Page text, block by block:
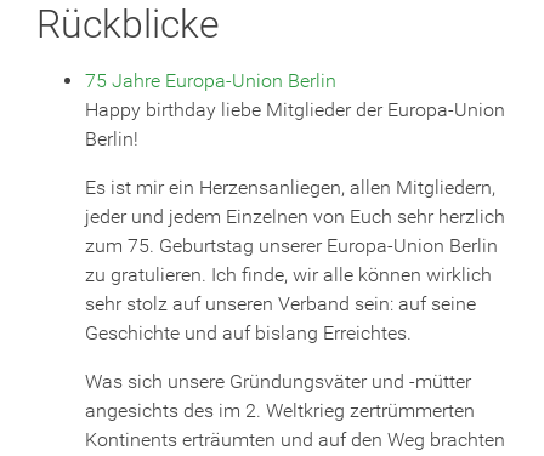
Rückblicke
75 Jahre Europa-Union Berlin
Happy birthday liebe Mitglieder der Europa-Union
Berlin!
Es ist mir ein Herzensanliegen, allen Mitgliedern,
jeder und jedem Einzelnen von Euch sehr herzlich
zum 75. Geburtstag unserer Europa-Union Berlin
zu gratulieren. Ich finde, wir alle können wirklich
sehr stolz auf unseren Verband sein: auf seine
Geschichte und auf bislang Erreichtes.
Was sich unsere Gründungsväter und -mütter
angesichts des im 2. Weltkrieg zertrümmerten
Kontinents erträumten und auf den Weg brachten